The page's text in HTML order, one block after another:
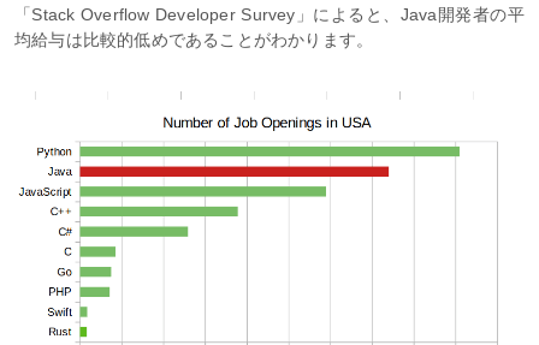
「Stack Overflow Developer Survey」によると、Java開発者の平
均給与は比較的低めであることがわかります。